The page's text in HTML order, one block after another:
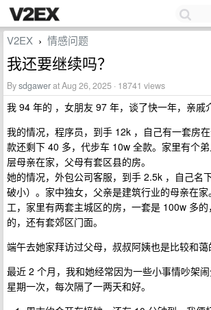
V2EX › 情感问题
我还要继续吗？
Bysdgawerat Aug 26, 2025 · 18741 views
我 94 年的 ，女朋友 97 年，谈了快一年，亲戚
我的情况，程序员，到手 12k ，自己有一套房
款还剩下 40 多，代步车 10w 全款。家里有个
层母亲在家，父母有套区县的房。
她的情况，外包公司客服，到手 2.5k ，自己名
破小）。家中独女，父亲是建筑行业的母亲在
工，家里有两套主城区的房，一套是 100w 多
的，还有套郊区门面。
端午去她家拜访过父母，叔叔阿姨也是比较和蔼
最近 2 个月，我和她经常因为一些小事情吵架
星期一次，每次隔了一两天和好。